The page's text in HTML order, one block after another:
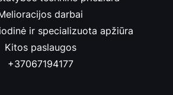
darbai
ir specializuota apžiūra
Kitos paslaugos
+37067194177